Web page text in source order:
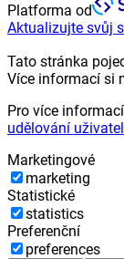
Platforma od
Aktualizujte svůj
Tato stránka
Více informací si
Pro více
udělování
Marketingové
marketing
Statistické
statistics
Preferenční
preferences